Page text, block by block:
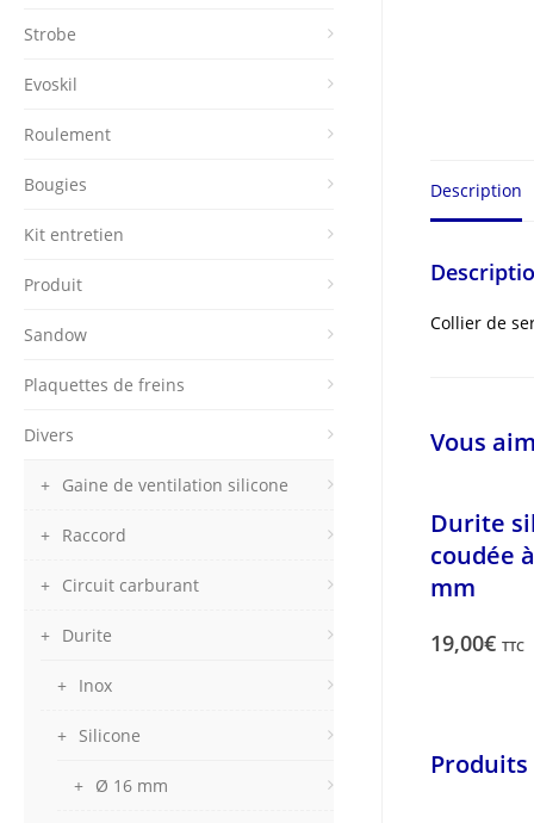
Description
Collier de
Vous
Durite
coudée
mm
19,00€ TTC
Strobe
Evoskil
Roulement
Bougies
Kit entretien
Produit
Sandow
Plaquettes de freins
Divers
Gaine de ventilation silicone
Raccord
Circuit carburant
Durite
Inox
Silicone
Ø 16 mm